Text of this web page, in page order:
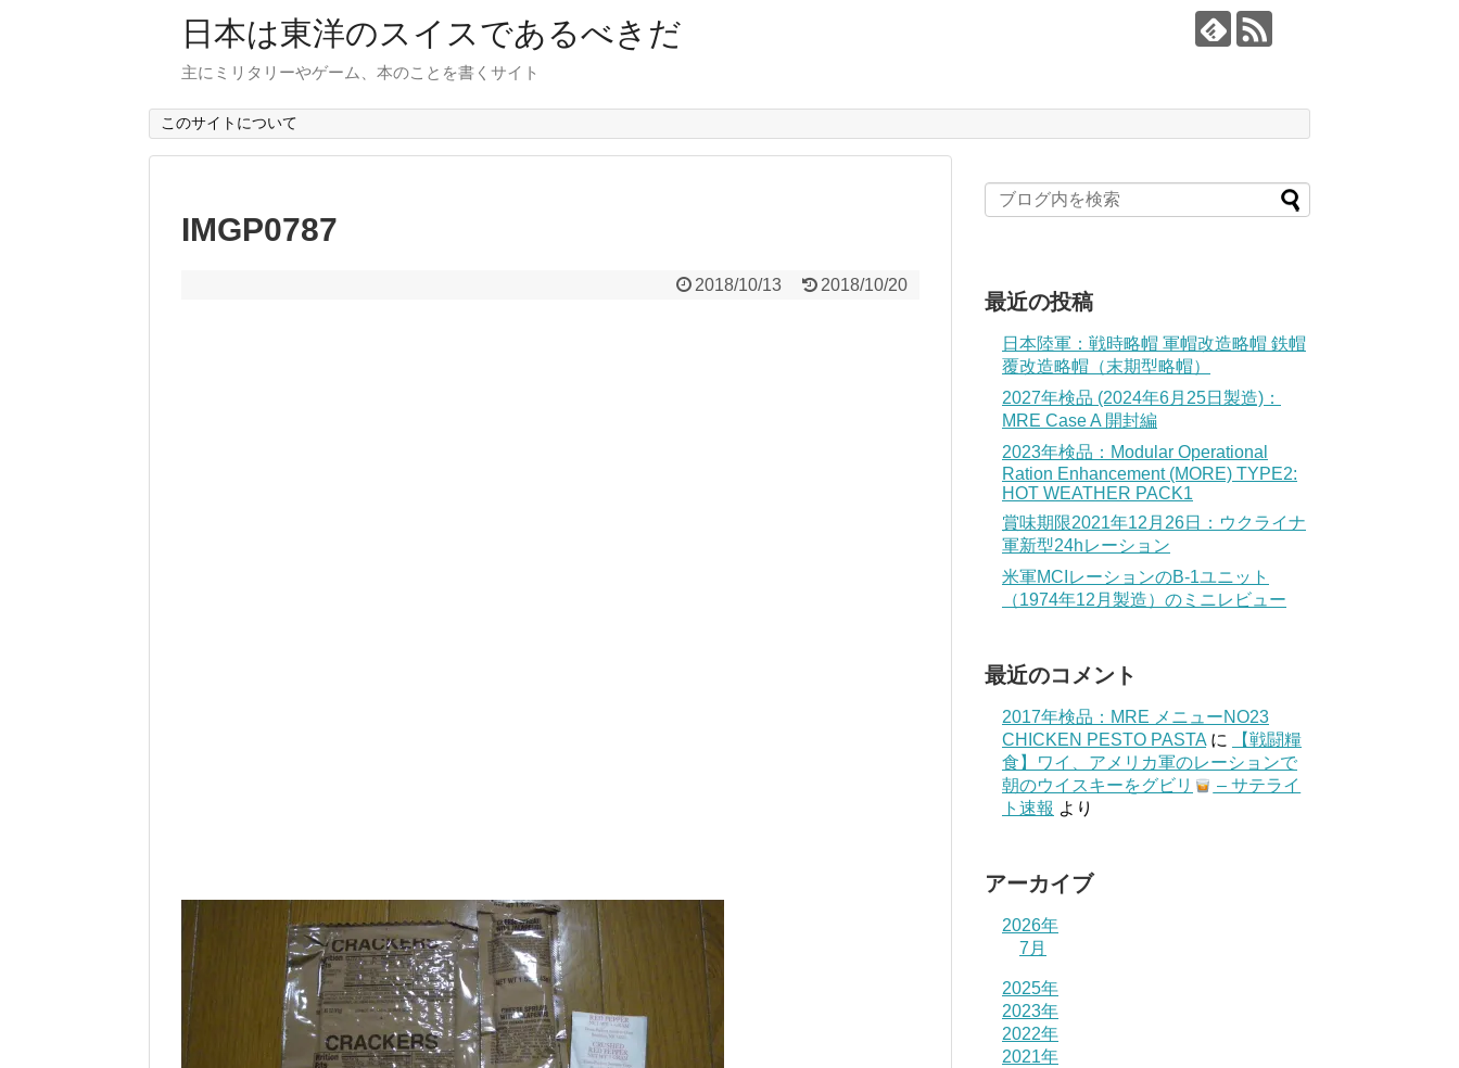
日本は東洋のスイスであるべきだ
主にミリタリーやゲーム、本のことを書くサイト
このサイトについて
IMGP0787
2018/10/13 2018/10/20
最近の投稿
日本陸軍：戦時略帽 軍帽改造略帽 鉄帽
覆改造略帽（末期型略帽）
2027年検品 (2024年6月25日製造)：
MRE Case A 開封編
2023年検品：Modular Operational
Ration Enhancement (MORE) TYPE2:
HOT WEATHER PACK1
賞味期限2021年12月26日：ウクライナ
軍新型24hレーション
米軍MCIレーションのB-1ユニット
（1974年12月製造）のミニレビュー
最近のコメント
2017年検品：MRE メニューNO23
CHICKEN PESTO PASTA に
【戦闘糧
食】ワイ、アメリカ軍のレーションで
朝のウイスキーをグビリ
– サテライ
ト速報 より
アーカイブ
2026年
7月
2025年
2023年
2022年
2021年